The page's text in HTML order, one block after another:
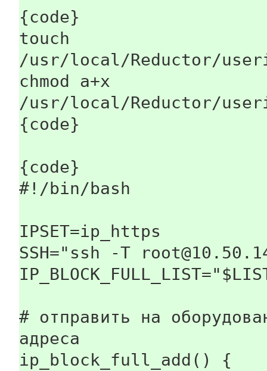
{code}
touch
/usr/local/Reductor/
chmod a+x
/usr/local/Reductor/
{code}
{code}
#!/bin/bash
IPSET=ip_https
SSH="ssh -T
# отправить на
адреса
ip_block_full_add() {